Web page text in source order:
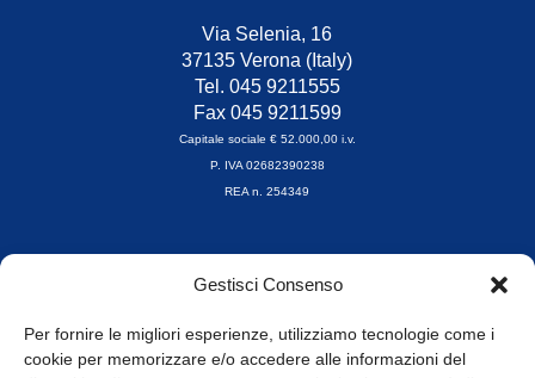
Gestisci Consenso
Per fornire le migliori esperienze, utilizziamo tecnologie come i
cookie per memorizzare e/o accedere alle informazioni del
Via Selenia, 16
37135 Verona (Italy)
Tel. 045 9211555
Fax 045 9211599
Capitale sociale € 52.000,00 i.v.
P. IVA 02682390238
REA n. 254349
Orari di apertura
8.30-13.00 / 14.00-17.30